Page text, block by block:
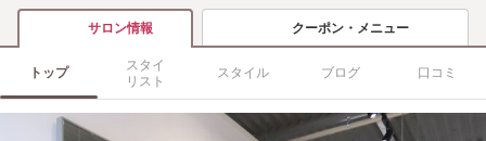
サロン情報 クーポン・メニュー
トップ
スタイ
リスト
スタイル ブログ 口コミ